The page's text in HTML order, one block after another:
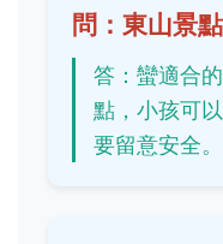
問：東山景
答：蠻適合
點，小孩可
要留意安全。